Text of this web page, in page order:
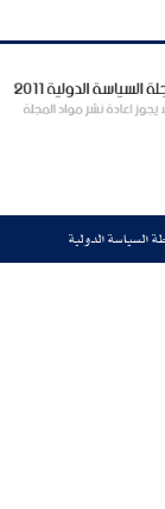
السياسة الدولية